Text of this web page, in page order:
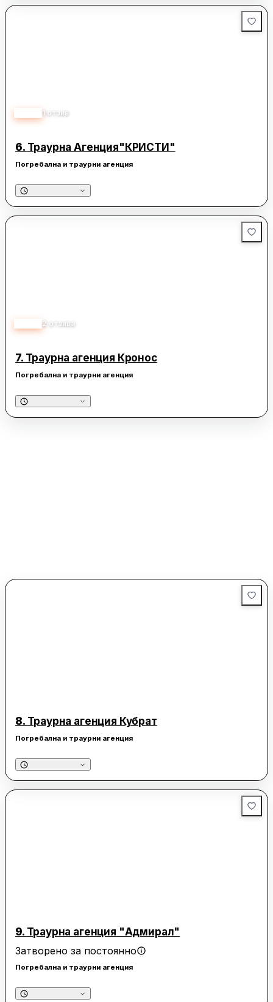
1 отзив
6. Траурна Агенция"КРИСТИ"
Погребална и траурни агенция
2 отзива
7. Траурна агенция Кронос
Погребална и траурни агенция
8. Траурна агенция Кубрат
Погребална и траурни агенция
9. Траурна агенция "Адмирал"
Затворено за постоянно
Погребална и траурни агенция